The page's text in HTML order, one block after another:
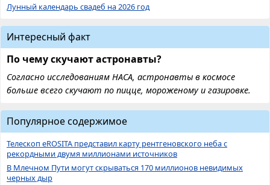
Лунный календарь свадеб на 2026 год
Интересный факт
По чему скучают астронавты?
Согласно исследованиям НАСА, астронавты в космосе
больше всего скучают по пицце, мороженому и газировке.
Популярное содержимое
Телескоп eROSITA представил карту рентгеновского неба с
рекордными двумя миллионами источников
В Млечном Пути могут скрываться 170 миллионов невидимых
черных дыр